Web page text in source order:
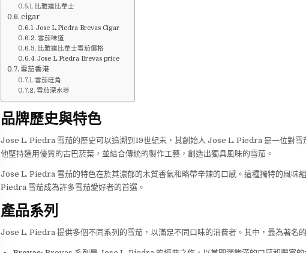
比雅達比華士
cigar
Jose L.Piedra Brevas Cigar
雪茄味道
比雅達比華士雪茄價格
Jose L.Piedra Brevas price
雪茄香港
雪茄旺角
雪茄深水埗
品牌歷史與特色
Jose L. Piedra 雪茄的歷史可以追溯到19世紀末，其創始人 Jose L. Piedra 是一位對雪
他堅持選用優質的古巴菸葉，並結合傳統的製作工藝，創造出獨具風味的雪茄。
Jose L. Piedra 雪茄的特色在於其濃郁的木質香氣和略帶辛辣的口感。這種獨特的風味
Piedra 雪茄成為許多雪茄愛好者的首選。
產品系列
Jose L. Piedra 提供多個不同系列的雪茄，以滿足不同口味的消費者。其中，最為著名的